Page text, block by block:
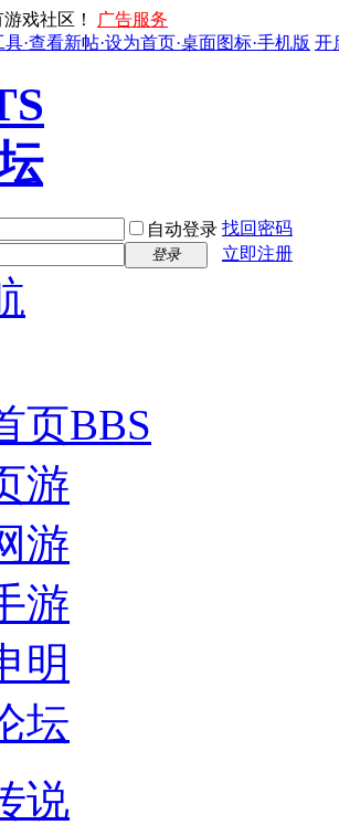
戏社区！
广告服务
具·查看新帖·设为首页·桌面图标·手机版 开
自动登录 找回密码
登录 立即注册
页BBS
游
游
游
明
坛
说